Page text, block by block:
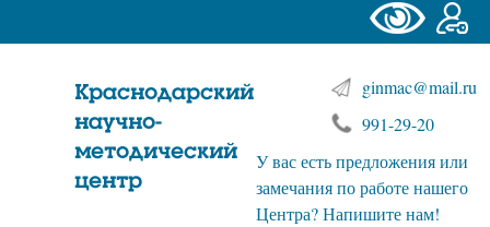
Краснодарский
научно-
методический
центр
ginmac@mail.ru
991-29-20
У вас есть предложения или
замечания по работе нашего
Центра? Напишите нам!